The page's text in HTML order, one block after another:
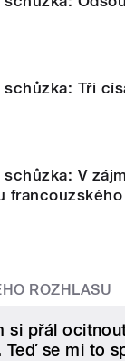
schůzka: Tři
schůzka: V
ROZHLASU
si přál
Teď se mi to